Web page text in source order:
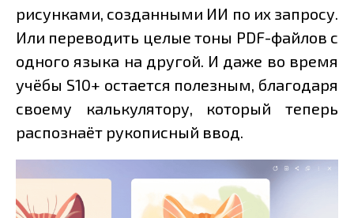
рисунками, созданными ИИ по их запросу.
Или переводить целые тоны PDF-файлов с
одного языка на другой. И даже во время
учёбы S10+ остается полезным, благодаря
своему калькулятору, который теперь
распознаёт рукописный ввод.